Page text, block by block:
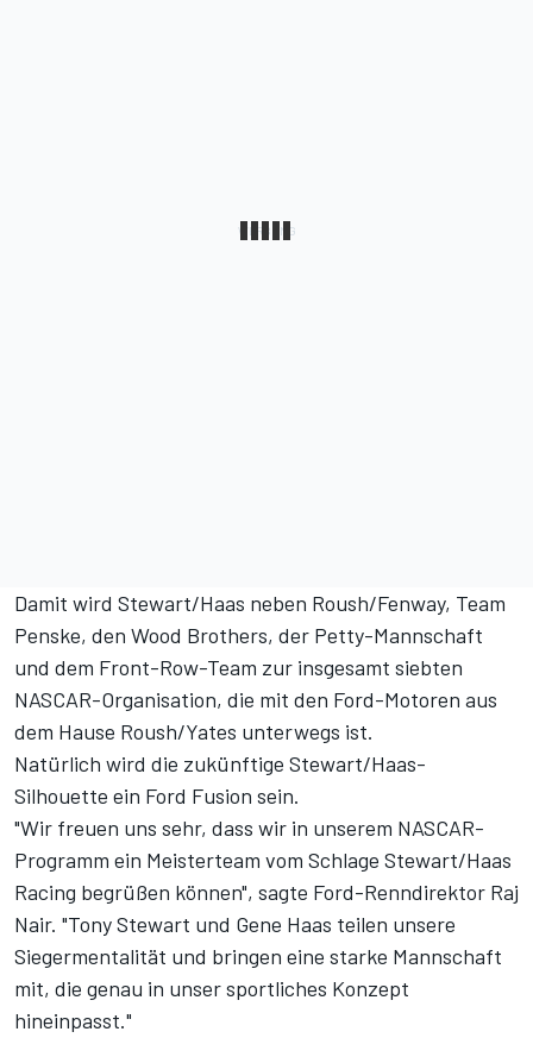
Damit wird Stewart/Haas neben Roush/Fenway, Team
Penske, den Wood Brothers, der Petty-Mannschaft
und dem Front-Row-Team zur insgesamt siebten
NASCAR-Organisation, die mit den Ford-Motoren aus
dem Hause Roush/Yates unterwegs ist.
Natürlich wird die zukünftige Stewart/Haas-
Silhouette ein Ford Fusion sein.
"Wir freuen uns sehr, dass wir in unserem NASCAR-
Programm ein Meisterteam vom Schlage Stewart/Haas
Racing begrüßen können", sagte Ford-Renndirektor Raj
Nair. "Tony Stewart und Gene Haas teilen unsere
Siegermentalität und bringen eine starke Mannschaft
mit, die genau in unser sportliches Konzept
hineinpasst."